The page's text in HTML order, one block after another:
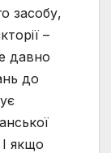
засобу,
–
давно
до
якщо